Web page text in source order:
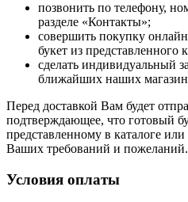
позвонить по телефону,
разделе «Контакты»;
совершить покупку
букет из представленного
сделать индивидуальный
ближайших наших
Перед доставкой Вам будет
подтверждающее, что готовый
представленному в каталоге
Ваших требований и пожеланий.
Условия оплаты